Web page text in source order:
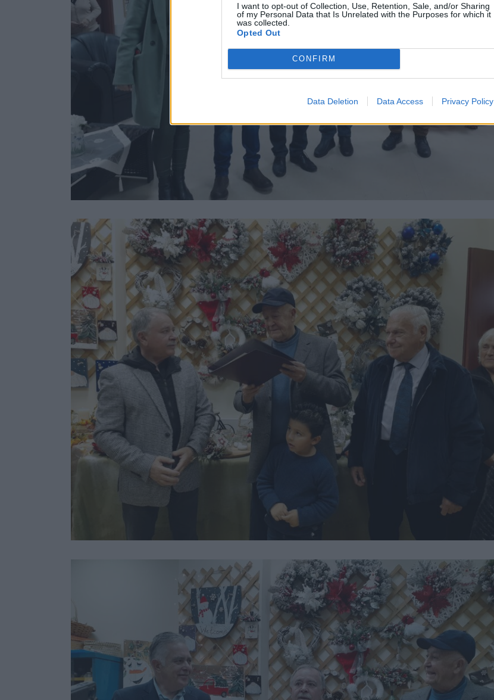
I want to opt-out of Collection, Use, Retention, Sale, and/or Sharing
of my Personal Data that Is Unrelated with the Purposes for which it
was collected.
Opted Out
CONFIRM
Data Deletion Data Access Privacy Policy